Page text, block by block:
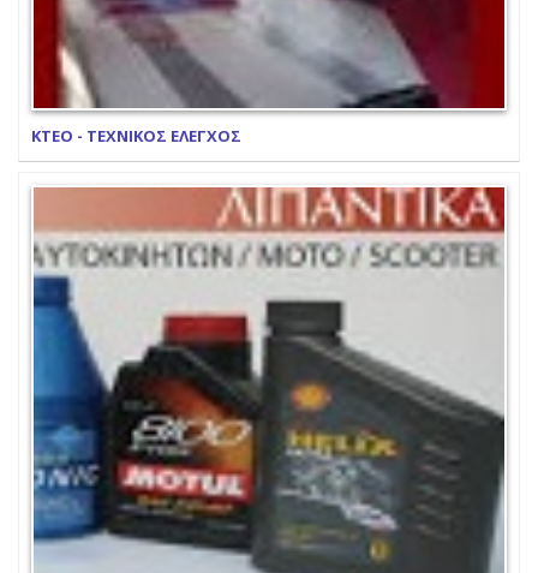
ΚΤΕΟ - ΤΕΧΝΙΚΟΣ ΕΛΕΓΧΟΣ